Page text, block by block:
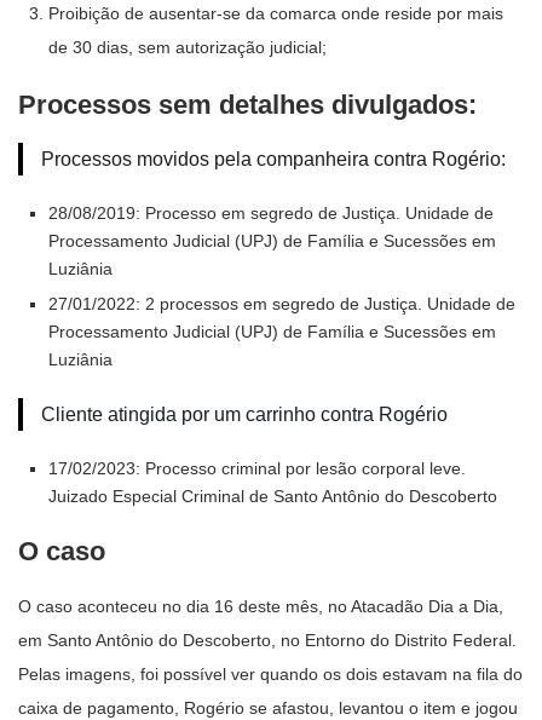
Proibição de ausentar-se da comarca onde reside por mais
de 30 dias, sem autorização judicial;
Processos sem detalhes divulgados:
Processos movidos pela companheira contra Rogério:
28/08/2019: Processo em segredo de Justiça. Unidade de
Processamento Judicial (UPJ) de Família e Sucessões em
Luziânia
27/01/2022: 2 processos em segredo de Justiça. Unidade de
Processamento Judicial (UPJ) de Família e Sucessões em
Luziânia
Cliente atingida por um carrinho contra Rogério
17/02/2023: Processo criminal por lesão corporal leve.
Juizado Especial Criminal de Santo Antônio do Descoberto
O caso
O caso aconteceu no dia 16 deste mês, no Atacadão Dia a Dia,
em Santo Antônio do Descoberto, no Entorno do Distrito Federal.
Pelas imagens, foi possível ver quando os dois estavam na fila do
caixa de pagamento, Rogério se afastou, levantou o item e jogou